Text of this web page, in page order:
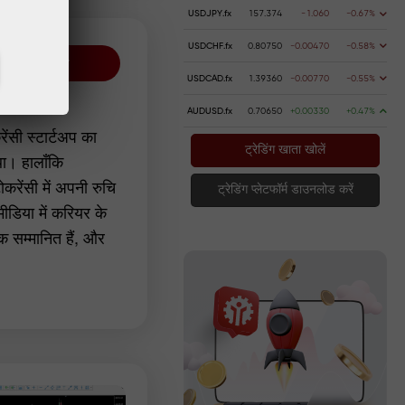
स्टार्टअप का
हालाँकि
में अपनी रुचि
में करियर के
सम्मानित हैं, और
USDJPY.fx 157.374 -1.060 -0.67%
USDCHF.fx 0.80750 -0.00470 -0.58%
USDCAD.fx 1.39360 -0.00770 -0.55%
AUDUSD.fx 0.70650 +0.00330 +0.47%
ट्रेडिंग खाता खोलें
ट्रेडिंग प्लेटफॉर्म डाउनलोड करें